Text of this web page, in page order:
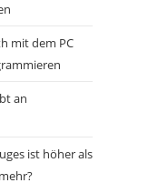
mit dem PC
an
ist höher als